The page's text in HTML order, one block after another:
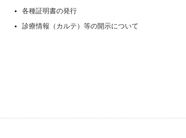
各種証明書の発行
診療情報（カルテ）等の開示について